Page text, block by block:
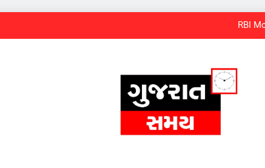
અયોધ્યા રામ મંદિર આરતી પાસ મેળવવું
સમાજવાદી પાર્ટીએ
અયોધ્યા રામ મંદિર આરતી પાસ મેળવવું